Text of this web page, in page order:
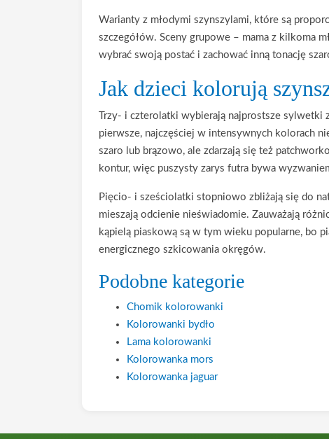
Warianty z młodymi szynszylami, które są
szczegółów. Sceny grupowe – mama z kilkoma
wybrać swoją postać i zachować inną tonację
Jak dzieci kolorują
Trzy- i czterolatki wybierają najprostsze
pierwsze, najczęściej w intensywnych kolorach
szaro lub brązowo, ale zdarzają się też
kontur, więc puszysty zarys futra bywa
Pięcio- i sześciolatki stopniowo zbliżają się do
mieszają odcienie nieświadomie. Zauważają
kąpielą piaskową są w tym wieku popularne, bo
energicznego szkicowania okręgów.
Podobne kategorie
Chomik kolorowanki
Kolorowanki bydło
Lama kolorowanki
Kolorowanka mors
Kolorowanka jaguar